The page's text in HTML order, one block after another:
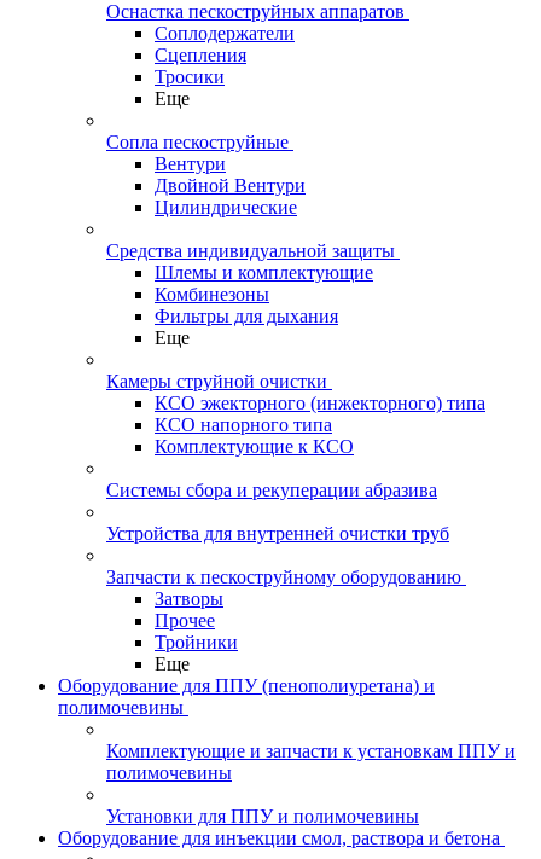
Оснастка пескоструйных аппаратов
Соплодержатели
Сцепления
Тросики
Еще
Сопла пескоструйные
Вентури
Двойной Вентури
Цилиндрические
Средства индивидуальной защиты
Шлемы и комплектующие
Комбинезоны
Фильтры для дыхания
Еще
Камеры струйной очистки
КСО эжекторного (инжекторного) типа
КСО напорного типа
Комплектующие к КСО
Системы сбора и рекуперации абразива
Устройства для внутренней очистки труб
Запчасти к пескоструйному оборудованию
Затворы
Прочее
Тройники
Еще
Оборудование для ППУ (пенополиуретана) и
полимочевины
Комплектующие и запчасти к установкам ППУ и
полимочевины
Установки для ППУ и полимочевины
Оборудование для инъекции смол, раствора и бетона